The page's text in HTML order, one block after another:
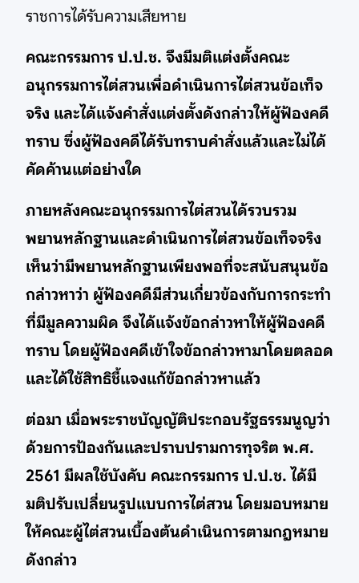
ราชการได้รับความเสียหาย
คณะกรรมการ ป.ป.ช. จึงมีมติแต่งตั้งคณะ
อนุกรรมการไต่สวนเพื่อดำเนินการไต่สวนข้อเท็จ
จริง และได้แจ้งคำสั่งแต่งตั้งดังกล่าวให้ผู้ฟ้องคดี
ทราบ ซึ่งผู้ฟ้องคดีได้รับทราบคำสั่งแล้วและไม่ได้
คัดค้านแต่อย่างใด
ภายหลังคณะอนุกรรมการไต่สวนได้รวบรวม
พยานหลักฐานและดำเนินการไต่สวนข้อเท็จจริง
เห็นว่ามีพยานหลักฐานเพียงพอที่จะสนับสนุนข้อ
กล่าวหาว่า ผู้ฟ้องคดีมีส่วนเกี่ยวข้องกับการกระทำ
ที่มีมูลความผิด จึงได้แจ้งข้อกล่าวหาให้ผู้ฟ้องคดี
ทราบ โดยผู้ฟ้องคดีเข้าใจข้อกล่าวหามาโดยตลอด
และได้ใช้สิทธิชี้แจงแก้ข้อกล่าวหาแล้ว
ต่อมา เมื่อพระราชบัญญัติประกอบรัฐธรรมนูญว่า
ด้วยการป้องกันและปราบปรามการทุจริต พ.ศ.
2561 มีผลใช้บังคับ คณะกรรมการ ป.ป.ช. ได้มี
มติปรับเปลี่ยนรูปแบบการไต่สวน โดยมอบหมาย
ให้คณะผู้ไต่สวนเบื้องต้นดำเนินการตามกฎหมาย
ดังกล่าว